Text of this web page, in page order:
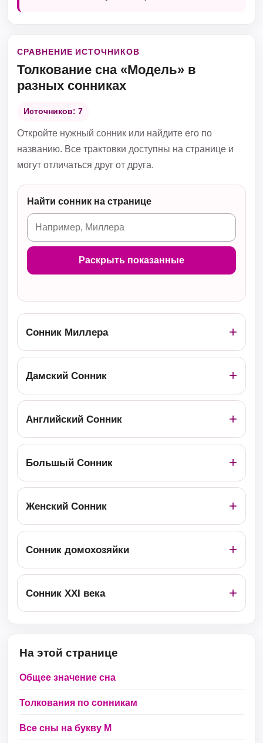
СРАВНЕНИЕ ИСТОЧНИКОВ
Толкование сна «Модель» в
разных сонниках
Источников: 7
Откройте нужный сонник или найдите его по
названию. Все трактовки доступны на странице и
могут отличаться друг от друга.
Найти сонник на странице
Раскрыть показанные
Сонник Миллера
Дамский Сонник
Английский Сонник
Большый Сонник
Женский Сонник
Сонник домохозяйки
Сонник ХХІ века
На этой странице
Общее значение сна
Толкования по сонникам
Все сны на букву М